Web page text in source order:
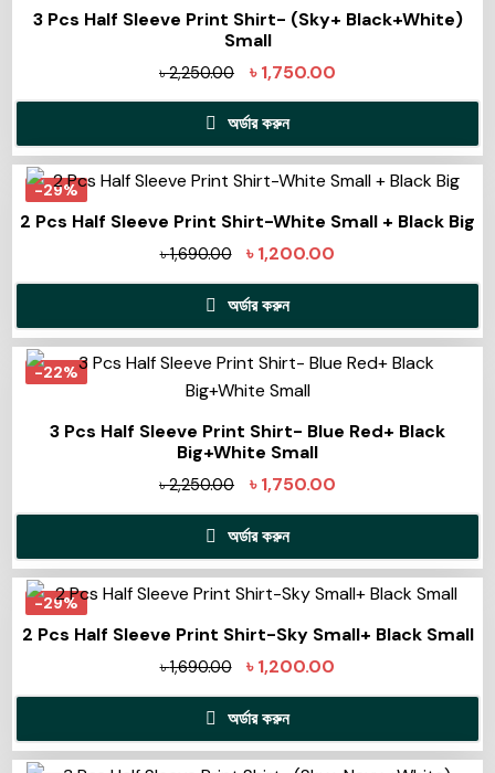
3 Pcs Half Sleeve Print Shirt- (Sky+ Black+White)
Small
৳2,250.00 ৳1,750.00
অর্ডার করুন
-29%
2 Pcs Half Sleeve Print Shirt-White Small + Black Big
৳1,690.00 ৳1,200.00
অর্ডার করুন
-22%
3 Pcs Half Sleeve Print Shirt- Blue Red+ Black
Big+White Small
৳2,250.00 ৳1,750.00
অর্ডার করুন
-29%
2 Pcs Half Sleeve Print Shirt-Sky Small+ Black Small
৳1,690.00 ৳1,200.00
অর্ডার করুন